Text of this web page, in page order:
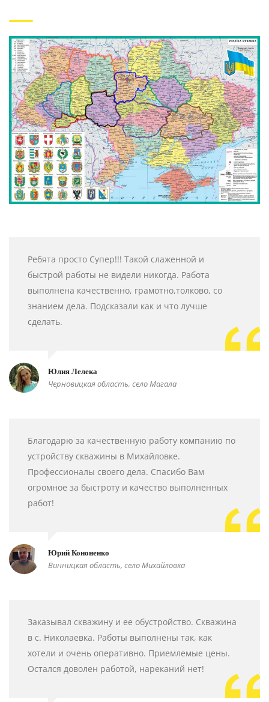
Ребята просто Супер!!! Такой слаженной и
быстрой работы не видели никогда. Работа
выполнена качественно, грамотно,толково, со
знанием дела. Подсказали как и что лучше
сделать.
Юлия Лелека
Черновицкая область, село Магала
Благодарю за качественную работу компанию по
устройству скважины в Михайловке.
Профессионалы своего дела. Спасибо Вам
огромное за быстроту и качество выполненных
работ!
Юрий Кононенко
Винницкая область, село Михайловка
Заказывал скважину и ее обустройство. Скважина
в с. Николаевка. Работы выполнены так, как
хотели и очень оперативно. Приемлемые цены.
Остался доволен работой, нареканий нет!